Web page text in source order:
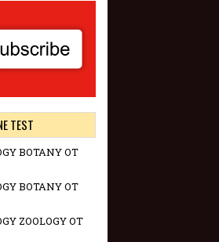
TEST
BOTANY OT
BOTANY OT
ZOOLOGY OT